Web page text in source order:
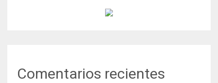
Comentarios recientes